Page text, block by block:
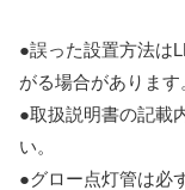
●誤った設置方法は
がる場合があります
●取扱説明書の記載
い。
●グロー点灯管は必